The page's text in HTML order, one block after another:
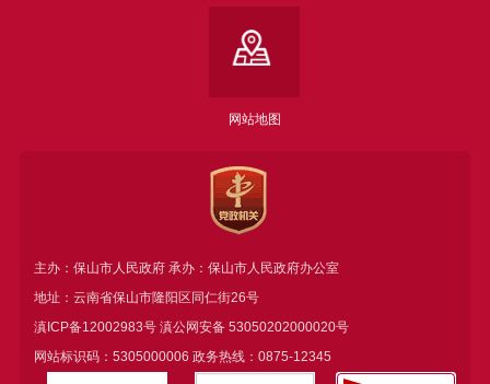
网站地图
主办：保山市人民政府 承办：保山市人民政府办公室
地址：云南省保山市隆阳区同仁街26号
滇ICP备12002983号滇公网安备 53050202000020号
网站标识码：5305000006 政务热线：0875-12345